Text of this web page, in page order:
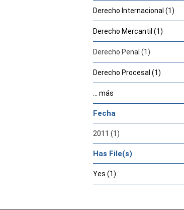
Derecho Internacional (1)
Derecho Mercantil (1)
Derecho Penal (1)
Derecho Procesal (1)
... más
Fecha
2011 (1)
Has File(s)
Yes (1)